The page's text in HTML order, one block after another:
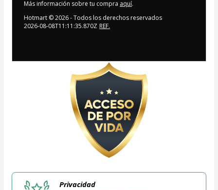
Más información sobre tu compra aquí.
Hotmart ©2026- Todos los derechos reservados
2026-08-08T11:11:35.870Z REF.
Privacidad